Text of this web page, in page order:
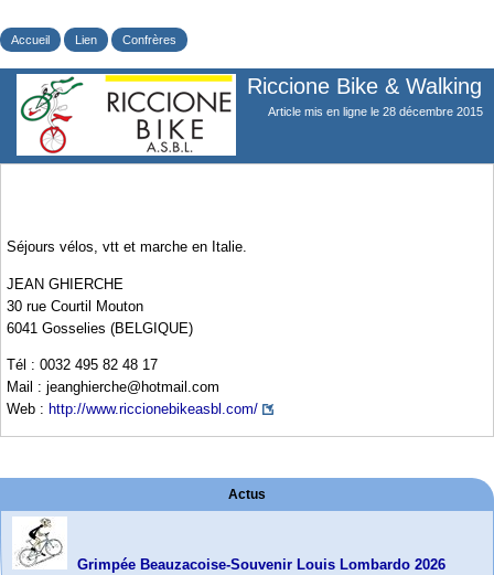
Accueil Lien Confrères
Riccione Bike & Walking
Article mis en ligne le 28 décembre 2015
Séjours vélos, vtt et marche en Italie.
JEAN GHIERCHE
30 rue Courtil Mouton
6041 Gosselies (BELGIQUE)
Tél : 0032 495 82 48 17
Mail : jeanghierche@hotmail.com
Web : http://www.riccionebikeasbl.com/
Actus
Grimpée Beauzacoise-Souvenir Louis Lombardo 2026